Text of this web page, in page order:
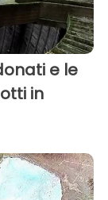
e le
in